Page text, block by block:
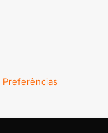
Preferências